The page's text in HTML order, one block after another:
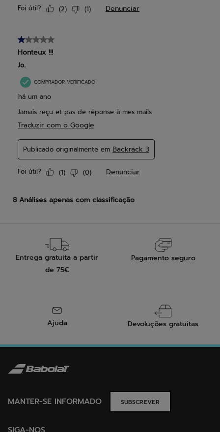
Entrega gratuita a partir
de 75€
Pagamento seguro
Ajuda Devoluções gratuitas
MANTER-SE INFORMADO SUBSCREVER